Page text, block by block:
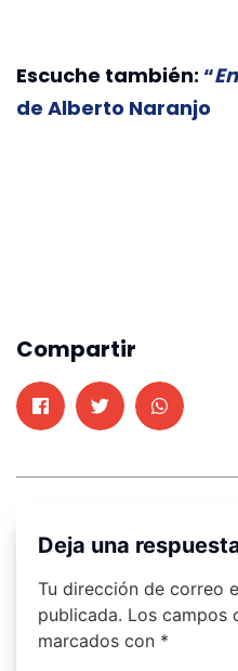
Escuche también: “
de Alberto Naranjo
Compartir
Deja una
Tu dirección de correo
publicada. Los campos
marcados con *